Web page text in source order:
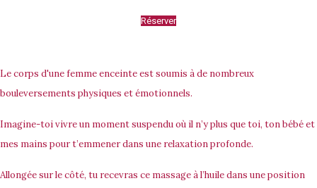
Réserver
Le corps d'une femme enceinte est soumis à de nombreux
bouleversements physiques et émotionnels.
Imagine-toi vivre un moment suspendu où il n’y plus que toi, ton bébé et
mes mains pour t’emmener dans une relaxation profonde.
Allongée sur le côté, tu recevras ce massage à l’huile dans une position